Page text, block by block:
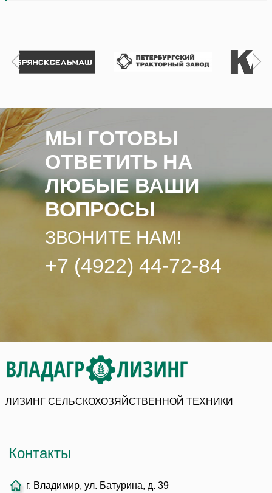
МЫ ГОТОВЫ
ОТВЕТИТЬ НА
ЛЮБЫЕ ВАШИ
ВОПРОСЫ
ЗВОНИТЕ НАМ!
+7 (4922) 44-72-84
ЛИЗИНГ СЕЛЬСКОХОЗЯЙСТВЕННОЙ ТЕХНИКИ
Контакты
г. Владимир, ул. Батурина, д. 39